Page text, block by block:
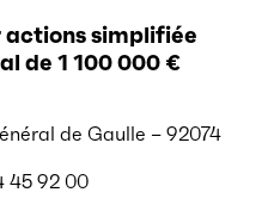
actions simplifiée
de 1 100 000 €
de Gaulle – 92074
45 92 00